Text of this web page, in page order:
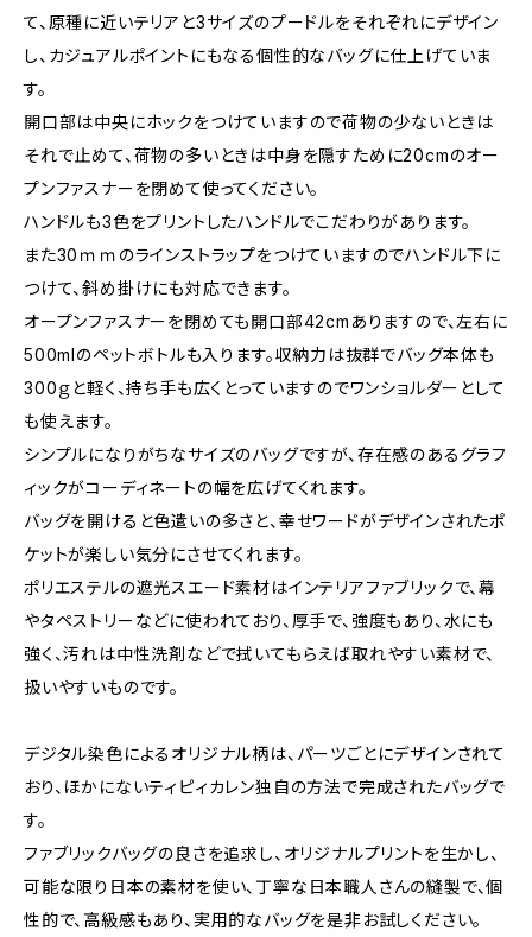
て、原種に近いテリアと3サイズのプードルをそれぞれにデザイン
し、カジュアルポイントにもなる個性的なバッグに仕上げていま
す。
開口部は中央にホックをつけていますので荷物の少ないときは
それで止めて、荷物の多いときは中身を隠すために20cmのオー
プンファスナーを閉めて使ってください。
ハンドルも3色をプリントしたハンドルでこだわりがあります。
また30ｍｍのラインストラップをつけていますのでハンドル下に
つけて、斜め掛けにも対応できます。
オープンファスナーを閉めても開口部42cmありますので、左右に
500mlのペットボトルも入ります。収納力は抜群でバッグ本体も
300ｇと軽く、持ち手も広くとっていますのでワンショルダーとして
も使えます。
シンプルになりがちなサイズのバッグですが、存在感のあるグラフ
ィックがコーディネートの幅を広げてくれます。
バッグを開けると色遣いの多さと、幸せワードがデザインされたポ
ケットが楽しい気分にさせてくれます。
ポリエステルの遮光スエード素材はインテリアファブリックで、幕
やタペストリーなどに使われており、厚手で、強度もあり、水にも
強く、汚れは中性洗剤などで拭いてもらえば取れやすい素材で、
扱いやすいものです。
デジタル染色によるオリジナル柄は、パーツごとにデザインされて
おり、ほかにないティピィカレン独自の方法で完成されたバッグで
す。
ファブリックバッグの良さを追求し、オリジナルプリントを生かし、
可能な限り日本の素材を使い、丁寧な日本職人さんの縫製で、個
性的で、高級感もあり、実用的なバッグを是非お試しください。